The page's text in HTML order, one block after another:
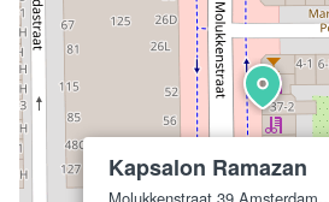
Kapsalon Ramazan